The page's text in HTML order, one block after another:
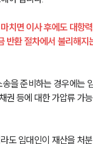
구성원 소개
언론보도
치면 이사 후에도 대항
반환 절차에서 불리해지
을 준비하는 경우에는
권 등에 대한 가압류 가
도 임대인이 재산을 처